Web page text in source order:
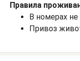
Правила
В номерах не
Привоз